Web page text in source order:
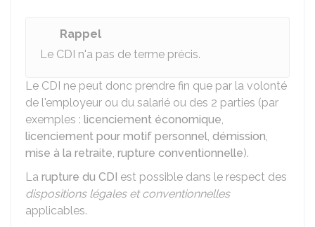
Rappel
Le CDI n'a pas de terme précis.
Le CDI ne peut donc prendre fin que par la volonté
de l'employeur ou du salarié ou des 2 parties (par
exemples : licenciement économique,
licenciement pour motif personnel, démission,
mise à la retraite, rupture conventionnelle).
La rupture du CDI est possible dans le respect des
dispositions légales et conventionnelles
applicables.